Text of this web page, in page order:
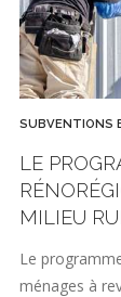
SUBVENTIONS
LE
MILIEU
Le
ménages à